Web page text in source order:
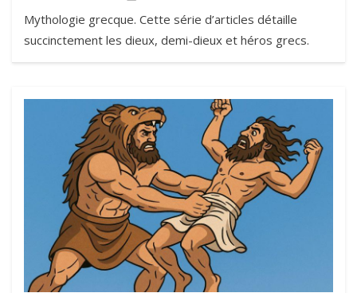
Mythologie grecque. Cette série d’articles détaille
succinctement les dieux, demi-dieux et héros grecs.